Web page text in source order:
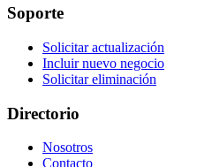
Soporte
Solicitar actualización
Incluir nuevo negocio
Solicitar eliminación
Directorio
Nosotros
Contacto